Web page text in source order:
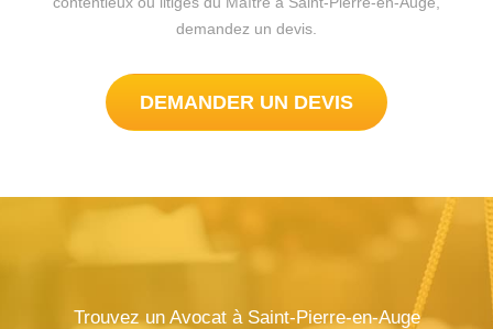
demandez un devis.
DEMANDER UN DEVIS
Trouvez un Avocat à Saint-Pierre-en-Auge